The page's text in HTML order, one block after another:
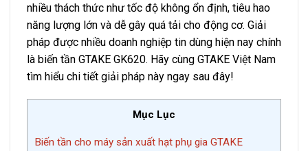
nhiều thách thức như tốc độ không ổn định, tiêu hao
năng lượng lớn và dễ gây quá tải cho động cơ. Giải
pháp được nhiều doanh nghiệp tin dùng hiện nay chính
là biến tần GTAKE GK620. Hãy cùng GTAKE Việt Nam
tìm hiểu chi tiết giải pháp này ngay sau đây!
Mục Lục
Biến tần cho máy sản xuất hạt phụ gia GTAKE